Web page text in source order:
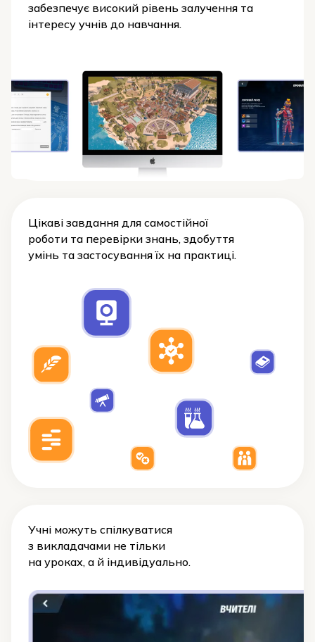
забезпечує високий рівень залучення та
інтересу учнів до навчання.
Цікаві завдання для самостійної
роботи та перевірки знань, здобуття
умінь та застосування їх на практиці.
Учні можуть спілкуватися
з викладачами не тільки
на уроках, а й індивідуально.